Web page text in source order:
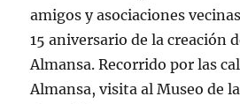
amigos y asociaciones
15 aniversario de la creación
Almansa. Recorrido por las
Almansa, visita al Museo de